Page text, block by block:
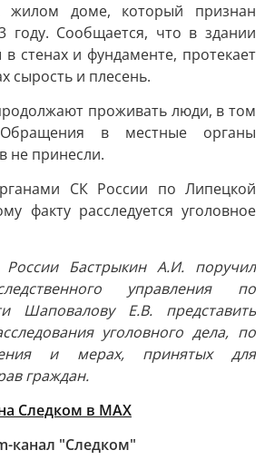
жилом доме, который признан
году. Сообщается, что в здании
стенах и фундаменте, протекает
сырость и плесень.
проживать люди, в том
в местные органы
не принесли.
СК России по Липецкой
факту расследуется уголовное
России Бастрыкин А.И. поручил
управления по
Шаповалову Е.В. представить
уголовного дела, по
и мерах, принятых для
граждан.
Следком в MAX
канал "Следком"